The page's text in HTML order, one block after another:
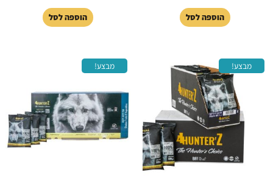
הוספה לסל הוספה לסל
מבצע!
המקורי
היה:
19.00 ₪.
מבצע!
249.00 ₪.